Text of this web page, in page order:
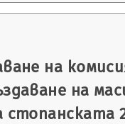
на
на
стопанската